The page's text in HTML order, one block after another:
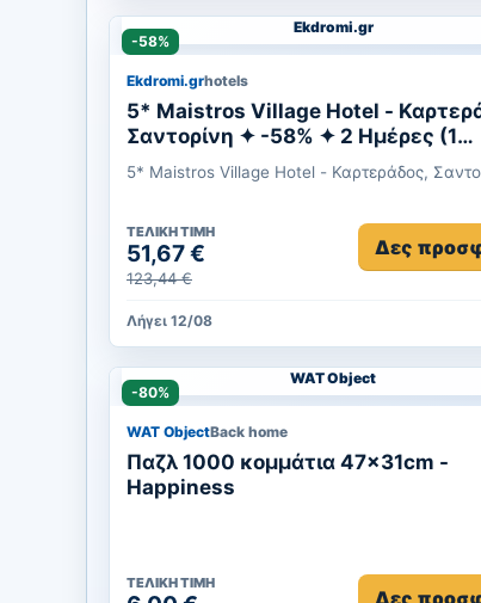
Ekdromi.gr
-58%
Ekdromi.grhotels
5* Maistros Village Hotel -
Σαντορίνη ✦ -58% ✦ 2 Ημέρες (1
Διανυκτέρευση) ✦ 2 άτομα ✦ 2 ✦
31/10/2026 ✦ Υπέροχη Τοποθεσία!
5* Maistros Village Hotel - Καρτεράδος,
ΤΕΛΙΚΉ ΤΙΜΉ
51,67 €
123,44 €
Δες
Λήγει 12/08
WAT Object
-80%
WAT ObjectBack home
Παζλ 1000 κομμάτια 47x31cm -
Happiness
ΤΕΛΙΚΉ ΤΙΜΉ
Δες